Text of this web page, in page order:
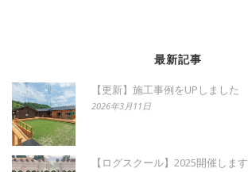
最新記事
【更新】施工事例をUPしました
2026年3月11日
【ログスクール】2025開催します